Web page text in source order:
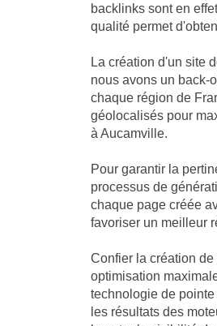
backlinks sont en
qualité permet
La création d'un site
nous avons un back-
chaque région de
géolocalisés pour
à Aucamville.
Pour garantir la
processus de
chaque page créée
favoriser un meilleur
Confier la création
optimisation
technologie de
les résultats des